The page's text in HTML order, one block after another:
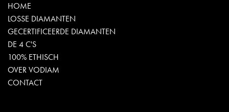
HOME
LOSSE DIAMANTEN
GECERTIFICEERDE DIAMANTEN
DE 4 C'S
100% ETHISCH
OVER VODIAM
CONTACT